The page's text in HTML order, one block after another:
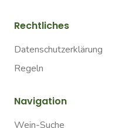
Rechtliches
Datenschutzerklärung
Regeln
Navigation
Wein-Suche